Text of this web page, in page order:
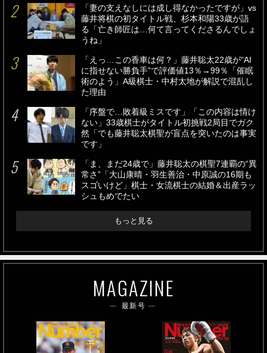
「妻の支えなしには成し得なかったですが」vs
藤井将棋の初タイトル戦、杉本和陽33歳が語
る「亡き師匠は…何て言ってくださるんでしょ
うね」
「えっ…この香車は何？」藤井聡太22歳が“AI
に指せない勝負手”で評価値13％→99％「催眠
術のよう」A級棋士・中村太地が解説で混乱し
た理由
「序盤で…敗着級ミスです」「この内容は情け
ない」33歳棋士がタイトル初挑戦2局目でガク
然「でも藤井聡太棋聖が盲点を突いたのは事実
です」
「ま、まだ24歳で」藤井聡太の棋聖7連覇の“異
常さ”「大山康晴・羽生善治・中原誠の16期も
スゴいけど」棋士・女流棋士の結婚＆出産ラッ
シュもめでたい
もっと見る
MAGAZINE
最新号